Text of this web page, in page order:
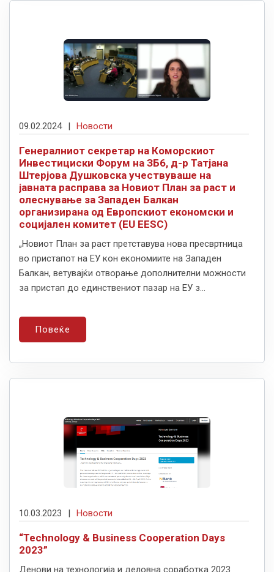
09.02.2024 Новости
Генералниот секретар на Коморскиот
Инвестициски Форум на ЗБ6, д-р Татјана
Штерјова Душковска учествуваше на
јавната расправа за Новиот План за раст и
олеснување за Западен Балкан
организирана од Европскиот економски и
социјален комитет (EU EESC)
„Новиот План за раст претставува нова пресвртница
во пристапот на ЕУ кон економиите на Западен
Балкан, ветувајќи отворање дополнителни можности
за пристап до единствениот пазар на ЕУ з...
Повеќе
10.03.2023 | Новости
“Technology & Business Cooperation Days
2023”
Денови на технологија и деловна соработка 2023